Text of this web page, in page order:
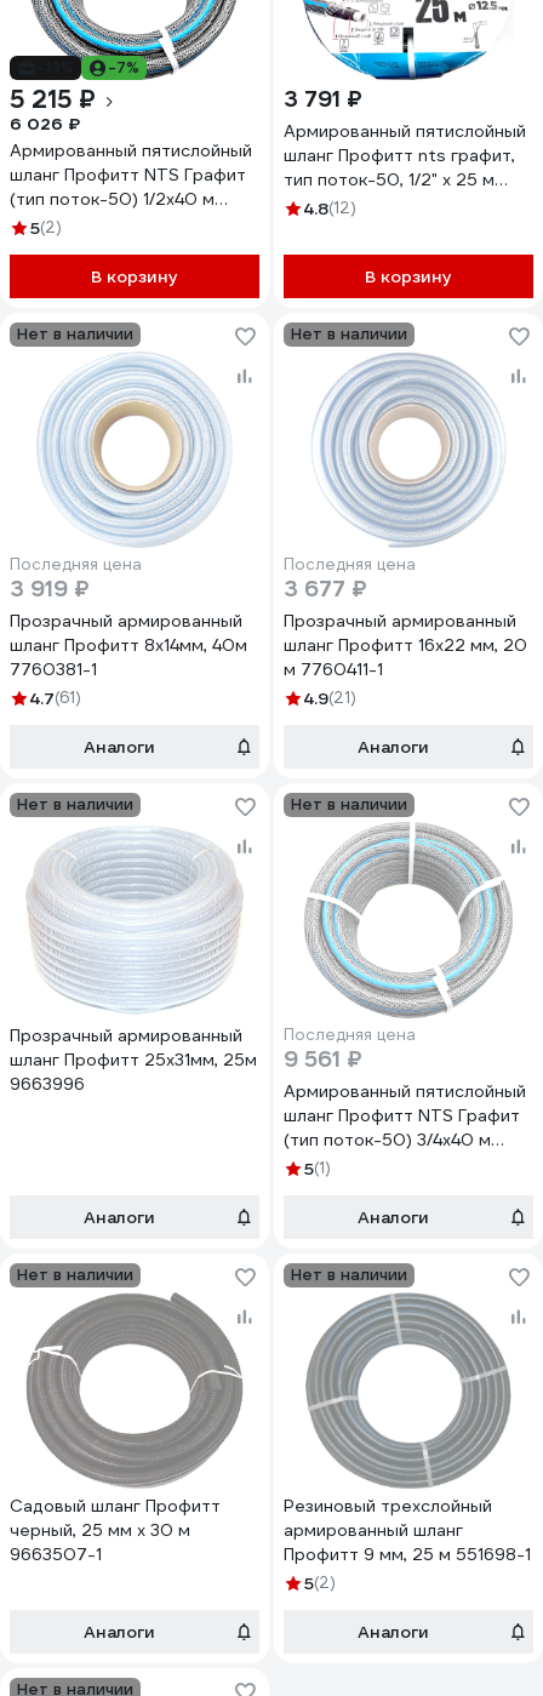
-7%
5 215 ₽
6 026 ₽
Армированный пятислойный
шланг Профитт NTS Графит
(тип поток-50) 1/2x40 м
2227183-1
5(2)
В корзину
3 791 ₽
Армированный пятислойный
шланг Профитт nts графит,
тип поток-50, 1/2" х 25 м
2227169
4.8(12)
В корзину
Нет в наличии
Последняя цена
3 919 ₽
Прозрачный армированный
шланг Профитт 8x14мм, 40м
7760381-1
4.7(61)
Аналоги
Нет в наличии
Последняя цена
3 677 ₽
Прозрачный армированный
шланг Профитт 16х22 мм, 20
м 7760411-1
4.9(21)
Аналоги
Нет в наличии
Прозрачный армированный
шланг Профитт 25х31мм, 25м
9663996
Аналоги
Нет в наличии
Последняя цена
9 561 ₽
Армированный пятислойный
шланг Профитт NTS Графит
(тип поток-50) 3/4x40 м
2227213-1
5(1)
Аналоги
Нет в наличии
Садовый шланг Профитт
черный, 25 мм х 30 м
9663507-1
Аналоги
Нет в наличии
Резиновый трехслойный
армированный шланг
Профитт 9 мм, 25 м 551698-1
5(2)
Аналоги
Нет в наличии